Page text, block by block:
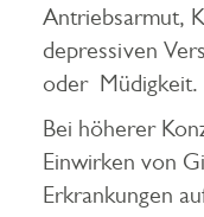
Antriebsarmut,
depressiven
oder Müdigkeit.
Bei höherer
Einwirken von
Erkrankungen